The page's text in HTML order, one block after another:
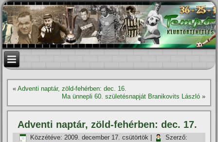
«Adventi naptár, zöld-fehérben: dec. 16.
Ma ünnepli 60. születésnapját Branikovits László»
Adventi naptár, zöld-fehérben: dec. 17.
Közzétéve: 2009. december 17. csütörtök
Szerző: